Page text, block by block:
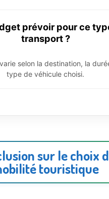
prévoir pour ce
transport ?
selon la destination, la
type de véhicule choisi.
sur le choix
touristique